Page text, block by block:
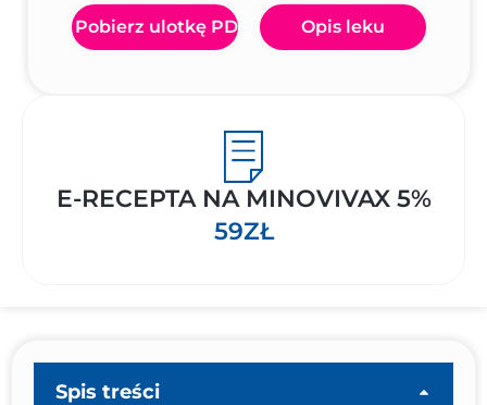
Pobierz ulotkę PDF Opis leku
E-RECEPTA NA MINOVIVAX 5%
59ZŁ
Spis treści